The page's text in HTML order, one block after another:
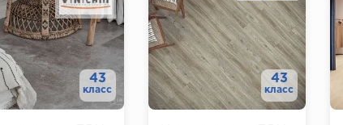
43
класс
43
класс